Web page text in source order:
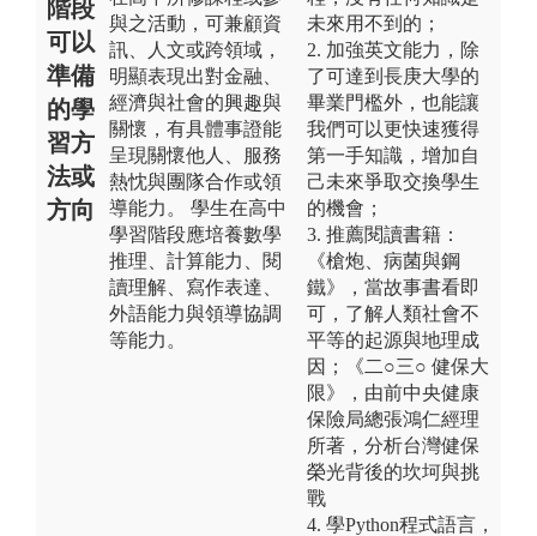
階段
可以
準備
的學
習方
法或
方向
與之活動，可兼顧資
訊、人文或跨領域，
明顯表現出對金融、
經濟與社會的興趣與
關懷，有具體事證能
呈現關懷他人、服務
熱忱與團隊合作或領
導能力。 學生在高中
學習階段應培養數學
推理、計算能力、閱
讀理解、寫作表達、
外語能力與領導協調
等能力。
未來用不到的；
2. 加強英文能力，除
了可達到長庚大學的
畢業門檻外，也能讓
我們可以更快速獲得
第一手知識，增加自
己未來爭取交換學生
的機會；
3. 推薦閱讀書籍：
《槍炮、病菌與鋼
鐵》，當故事書看即
可，了解人類社會不
平等的起源與地理成
因；《二○三○ 健保大
限》，由前中央健康
保險局總張鴻仁經理
所著，分析台灣健保
榮光背後的坎坷與挑
戰
4. 學Python程式語言，